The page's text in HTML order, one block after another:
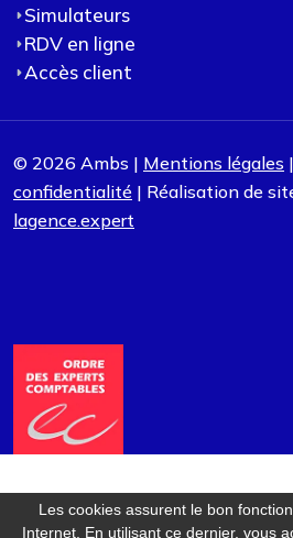
Simulateurs
RDV en ligne
Accès client
© 2026 Ambs | Mentions légales |
confidentialité | Réalisation de
lagence.expert
Les cookies assurent le bon
Internet. En utilisant ce dernier, vous